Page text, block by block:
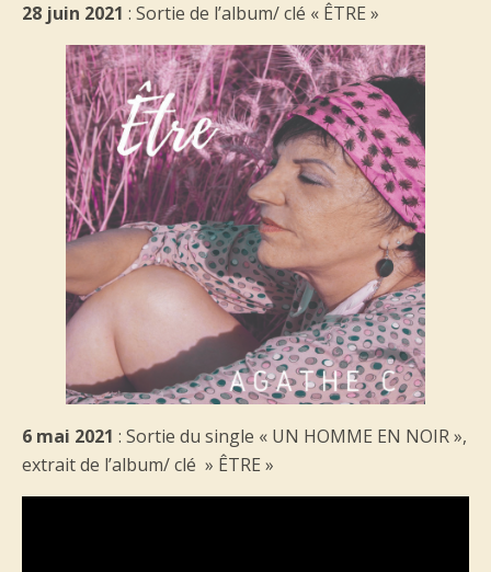
28 juin 2021 : Sortie de l’album/ clé « ÊTRE »
6 mai 2021 : Sortie du single « UN HOMME EN NOIR »,
extrait de l’album/ clé » ÊTRE »